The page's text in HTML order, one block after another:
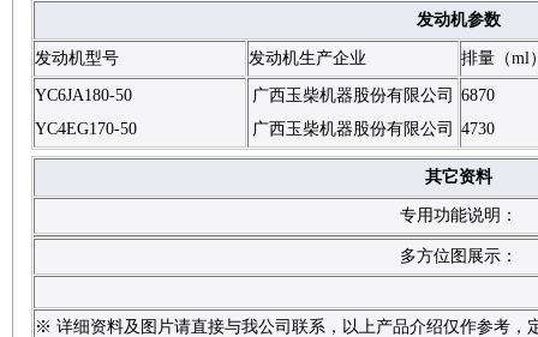
发动机参数
发动机型号 发动机生产企业 排量（ml
YC6JA180-50
YC4EG170-50
广西玉柴机器股份有限公司
广西玉柴机器股份有限公司
6870
4730
其它资料
专用功能说明：
多方位图展示：
※ 详细资料及图片请直接与我公司联系，以上产品介绍仅作参考，